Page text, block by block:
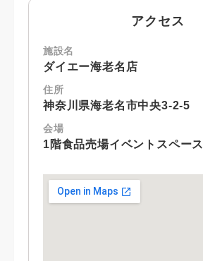
アクセス
施設名
ダイエー海老名店
住所
神奈川県海老名市中央3-2-5
会場
1階食品売場イベントスペース